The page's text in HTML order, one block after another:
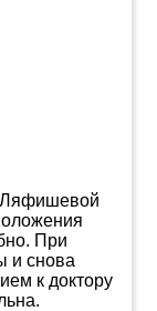
Ляфишевой
При
и снова
к доктору